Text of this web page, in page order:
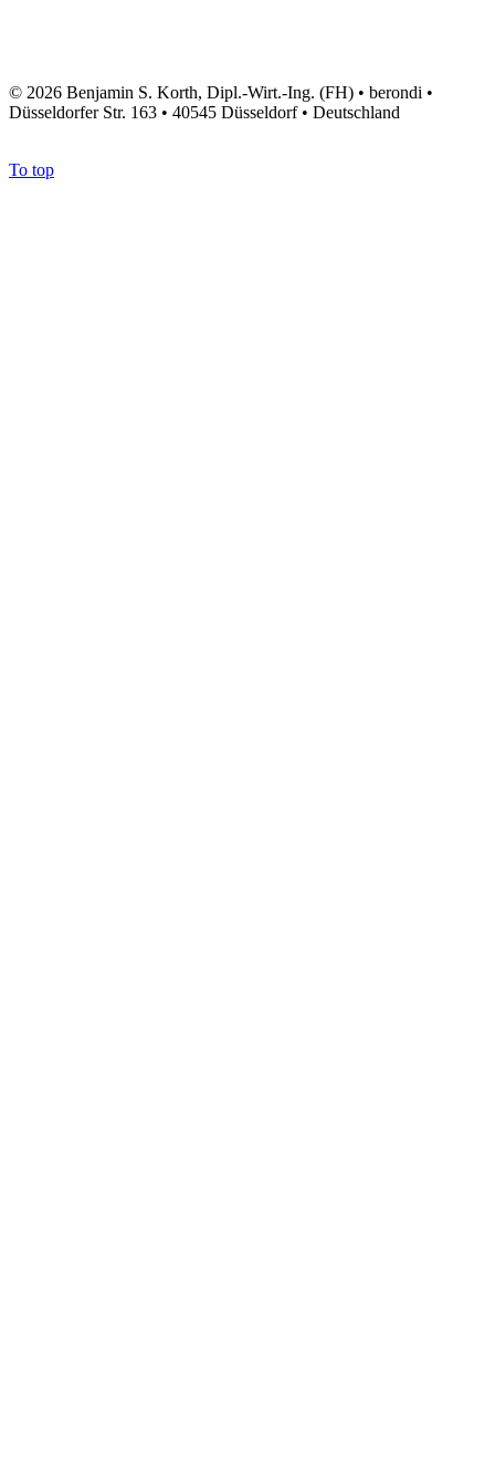
© 2026 Benjamin S. Korth, Dipl.-Wirt.-Ing. (FH) • berondi •
Düsseldorfer Str. 163 • 40545 Düsseldorf • Deutschland
To top